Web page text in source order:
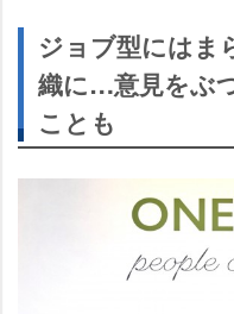
ジョブ型にはま
織に…意見をぶ
ことも